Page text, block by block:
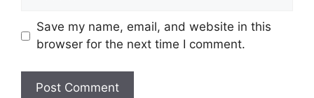
Save my name, email, and website in this
browser for the next time I comment.